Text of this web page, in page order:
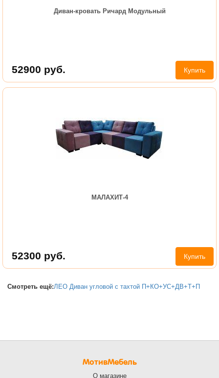
Диван-кровать Ричард Модульный
52900 руб. Купить
МАЛАХИТ-4
52300 руб. Купить
Смотреть ещё:ЛЕО Диван угловой с тахтой П+КО+УС+ДВ+Т+П
МотивМебель
О магазине